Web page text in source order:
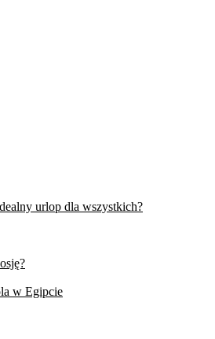
urlop dla wszystkich?
w Egipcie